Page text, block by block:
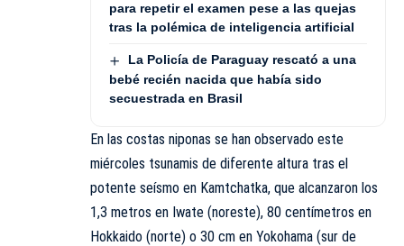
para repetir el examen pese a las quejas
tras la polémica de inteligencia artificial
La Policía de Paraguay rescató a una
bebé recién nacida que había sido
secuestrada en Brasil
En las costas niponas se han observado este
miércoles tsunamis de diferente altura tras el
potente seísmo en Kamtchatka, que alcanzaron los
1,3 metros en Iwate (noreste), 80 centímetros en
Hokkaido (norte) o 30 cm en Yokohama (sur de